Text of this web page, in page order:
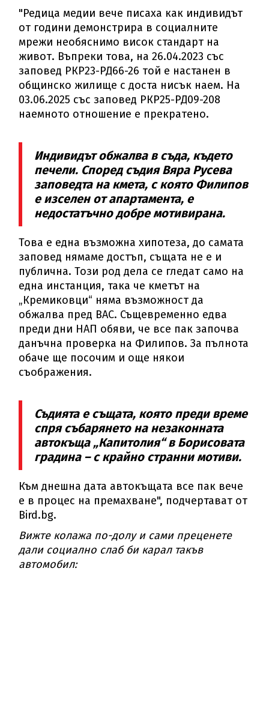
"Редица медии вече писаха как индивидът
от години демонстрира в социалните
мрежи необяснимо висок стандарт на
живот. Въпреки това, на 26.04.2023 със
заповед РКР23-РД66-26 той е настанен в
общинско жилище с доста нисък наем. На
03.06.2025 със заповед РКР25-РД09-208
наемното отношение е прекратено.
Индивидът обжалва в съда, където
печели. Според съдия Вяра Русева
заповедта на кмета, с която Филипов
е изселен от апартамента, е
недостатъчно добре мотивирана.
Това е една възможна хипотеза, до самата
заповед нямаме достъп, същата не е и
публична. Този род дела се гледат само на
една инстанция, така че кметът на
„Кремиковци“ няма възможност да
обжалва пред ВАС. Същевременно едва
преди дни НАП обяви, че все пак започва
данъчна проверка на Филипов. За пълнота
обаче ще посочим и още някои
съображения.
Съдията е същата, която преди време
спря събарянето на незаконната
автокъща „Капитолия“ в Борисовата
градина – с крайно странни мотиви.
Към днешна дата автокъщата все пак вече
е в процес на премахване", подчертават от
Bird.bg.
Вижте колажа по-долу и сами преценете
дали социално слаб би карал такъв
автомобил: